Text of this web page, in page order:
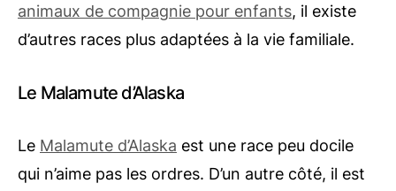
animaux de compagnie pour enfants, il existe
d’autres races plus adaptées à la vie familiale.
Le Malamute d’Alaska
Le Malamute d’Alaska est une race peu docile
qui n’aime pas les ordres. D’un autre côté, il est